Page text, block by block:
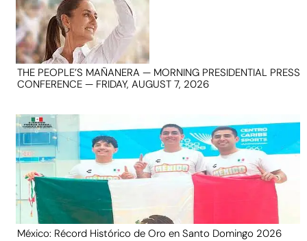
THE PEOPLE’S MAÑANERA — MORNING PRESIDENTIAL PRESS
CONFERENCE — FRIDAY, AUGUST 7, 2026
México: Récord Histórico de Oro en Santo Domingo 2026